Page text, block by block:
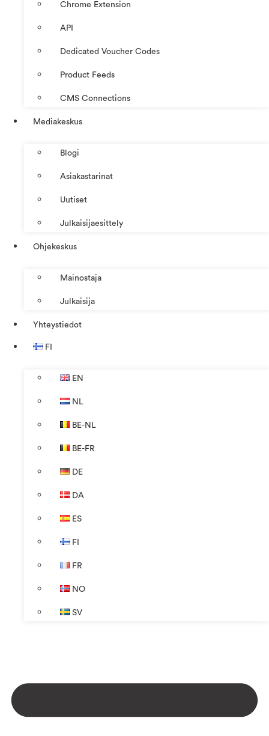
Chrome Extension
API
Dedicated Voucher Codes
Product Feeds
CMS Connections
Mediakeskus
Blogi
Asiakastarinat
Uutiset
Julkaisijaesittely
Ohjekeskus
Mainostaja
Julkaisija
Yhteystiedot
FI
EN
NL
BE-NL
BE-FR
DE
DA
ES
FI
FR
NO
SV